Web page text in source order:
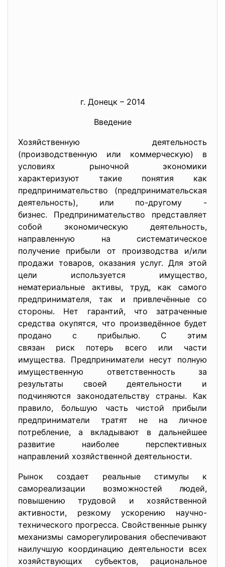
г. Донецк – 2014
Введение
Хозяйственную деятельность
(производственную или коммерческую) в
условиях рыночной экономики
характеризуют такие понятия как
предпринимательство (предпринимательская
деятельность), или по-другому -
бизнес. Предпринимательство представляет
собой экономическую деятельность,
направленную на систематическое
получение прибыли от производства и/или
продажи товаров, оказания услуг. Для этой
цели используется имущество,
нематериальные активы, труд, как самого
предпринимателя, так и привлечённые со
стороны. Нет гарантий, что затраченные
средства окупятся, что произведённое будет
продано с прибылью. С этим
связан риск потерь всего или части
имущества. Предприниматели несут полную
имущественную ответственность за
результаты своей деятельности и
подчиняются законодательству страны. Как
правило, большую часть чистой прибыли
предприниматели тратят не на личное
потребление, а вкладывают в дальнейшее
развитие наиболее перспективных
направлений хозяйственной деятельности.
Рынок создает реальные стимулы к
самореализации возможностей людей,
повышению трудовой и хозяйственной
активности, резкому ускорению научно-
технического прогресса. Свойственные рынку
механизмы саморегулирования обеспечивают
наилучшую координацию деятельности всех
хозяйствующих субъектов, рациональное